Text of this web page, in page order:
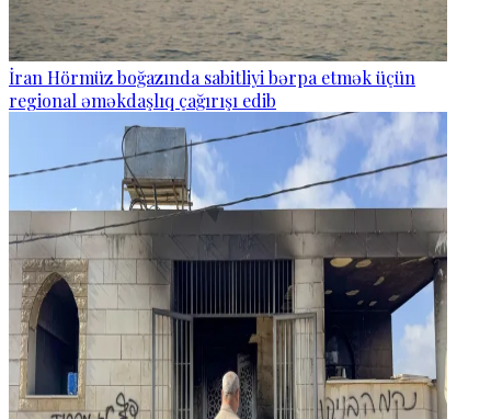
İran Hörmüz boğazında sabitliyi bərpa etmək üçün
regional əməkdaşlıq çağırışı edib